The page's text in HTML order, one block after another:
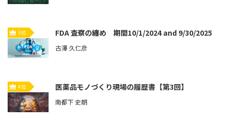
3位 FDA 査察の纏め 期間10/1/2024 and 9/30/2025
古澤 久仁彦
4位 医薬品モノづくり現場の履歴書【第3回】
南都下 史朗